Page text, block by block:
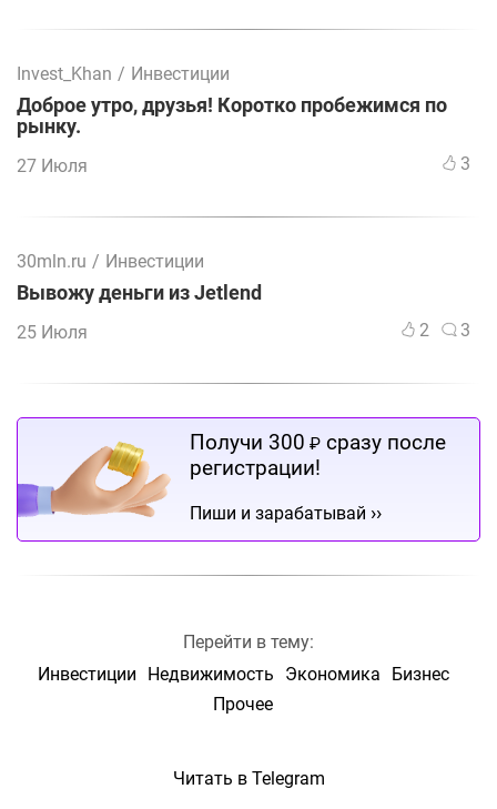
Invest_Khan / Инвестиции
Доброе утро, друзья! Коротко пробежимся по
рынку.
27 Июля 3
30mln.ru / Инвестиции
Вывожу деньги из Jetlend
25 Июля 2 3
Получи 300 ₽ сразу после
регистрации!
Пиши и зарабатывай ››
Перейти в тему:
Инвестиции
Недвижимость Экономика
Бизнес
Прочее
Читать в Telegram